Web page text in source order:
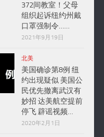
372间教室！父母
组织起诉纽约州戴
口罩强制令……
2021年9月19日
北美
美国确诊第8例 纽
约出现疑似 美国公
民优先撤离武汉有
妙招 达美航空提前
停飞 辟谣视频…
2020年2月1日